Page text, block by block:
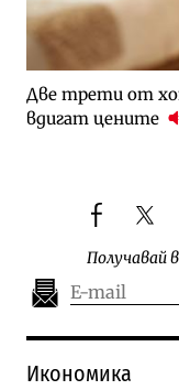
Две трети от
вдигат цените
facebook
Получавай
Икономика